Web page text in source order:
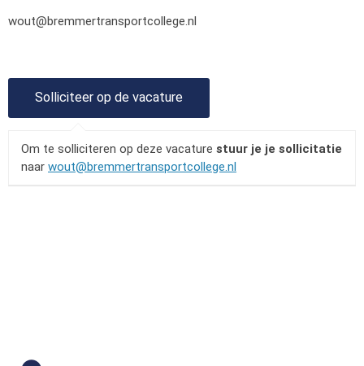
wout@bremmertransportcollege.nl
Om te solliciteren op deze vacature stuur je je sollicitatie
naar wout@bremmertransportcollege.nl